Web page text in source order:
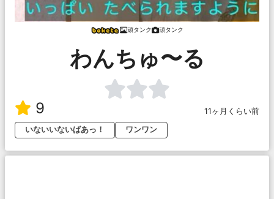
頑タンク 頑タンク
わんちゅ〜る
9
11ヶ月くらい前
いないいないばあっ！
ワンワン